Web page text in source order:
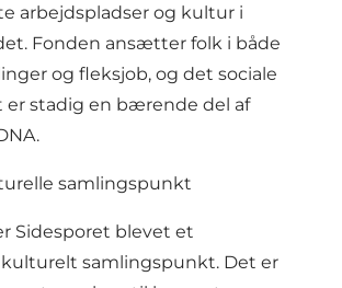
arbejdspladser og kultur i
Fonden ansætter folk i både
og fleksjob, og det sociale
stadig en bærende del af
samlingspunkt
Sidesporet blevet et
samlingspunkt. Det er